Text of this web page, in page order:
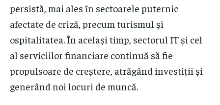
persistă, mai ales în sectoarele puternic
afectate de criză, precum turismul și
ospitalitatea. În același timp, sectorul IT și cel
al serviciilor financiare continuă să fie
propulsoare de creștere, atrăgând investiții și
generând noi locuri de muncă.